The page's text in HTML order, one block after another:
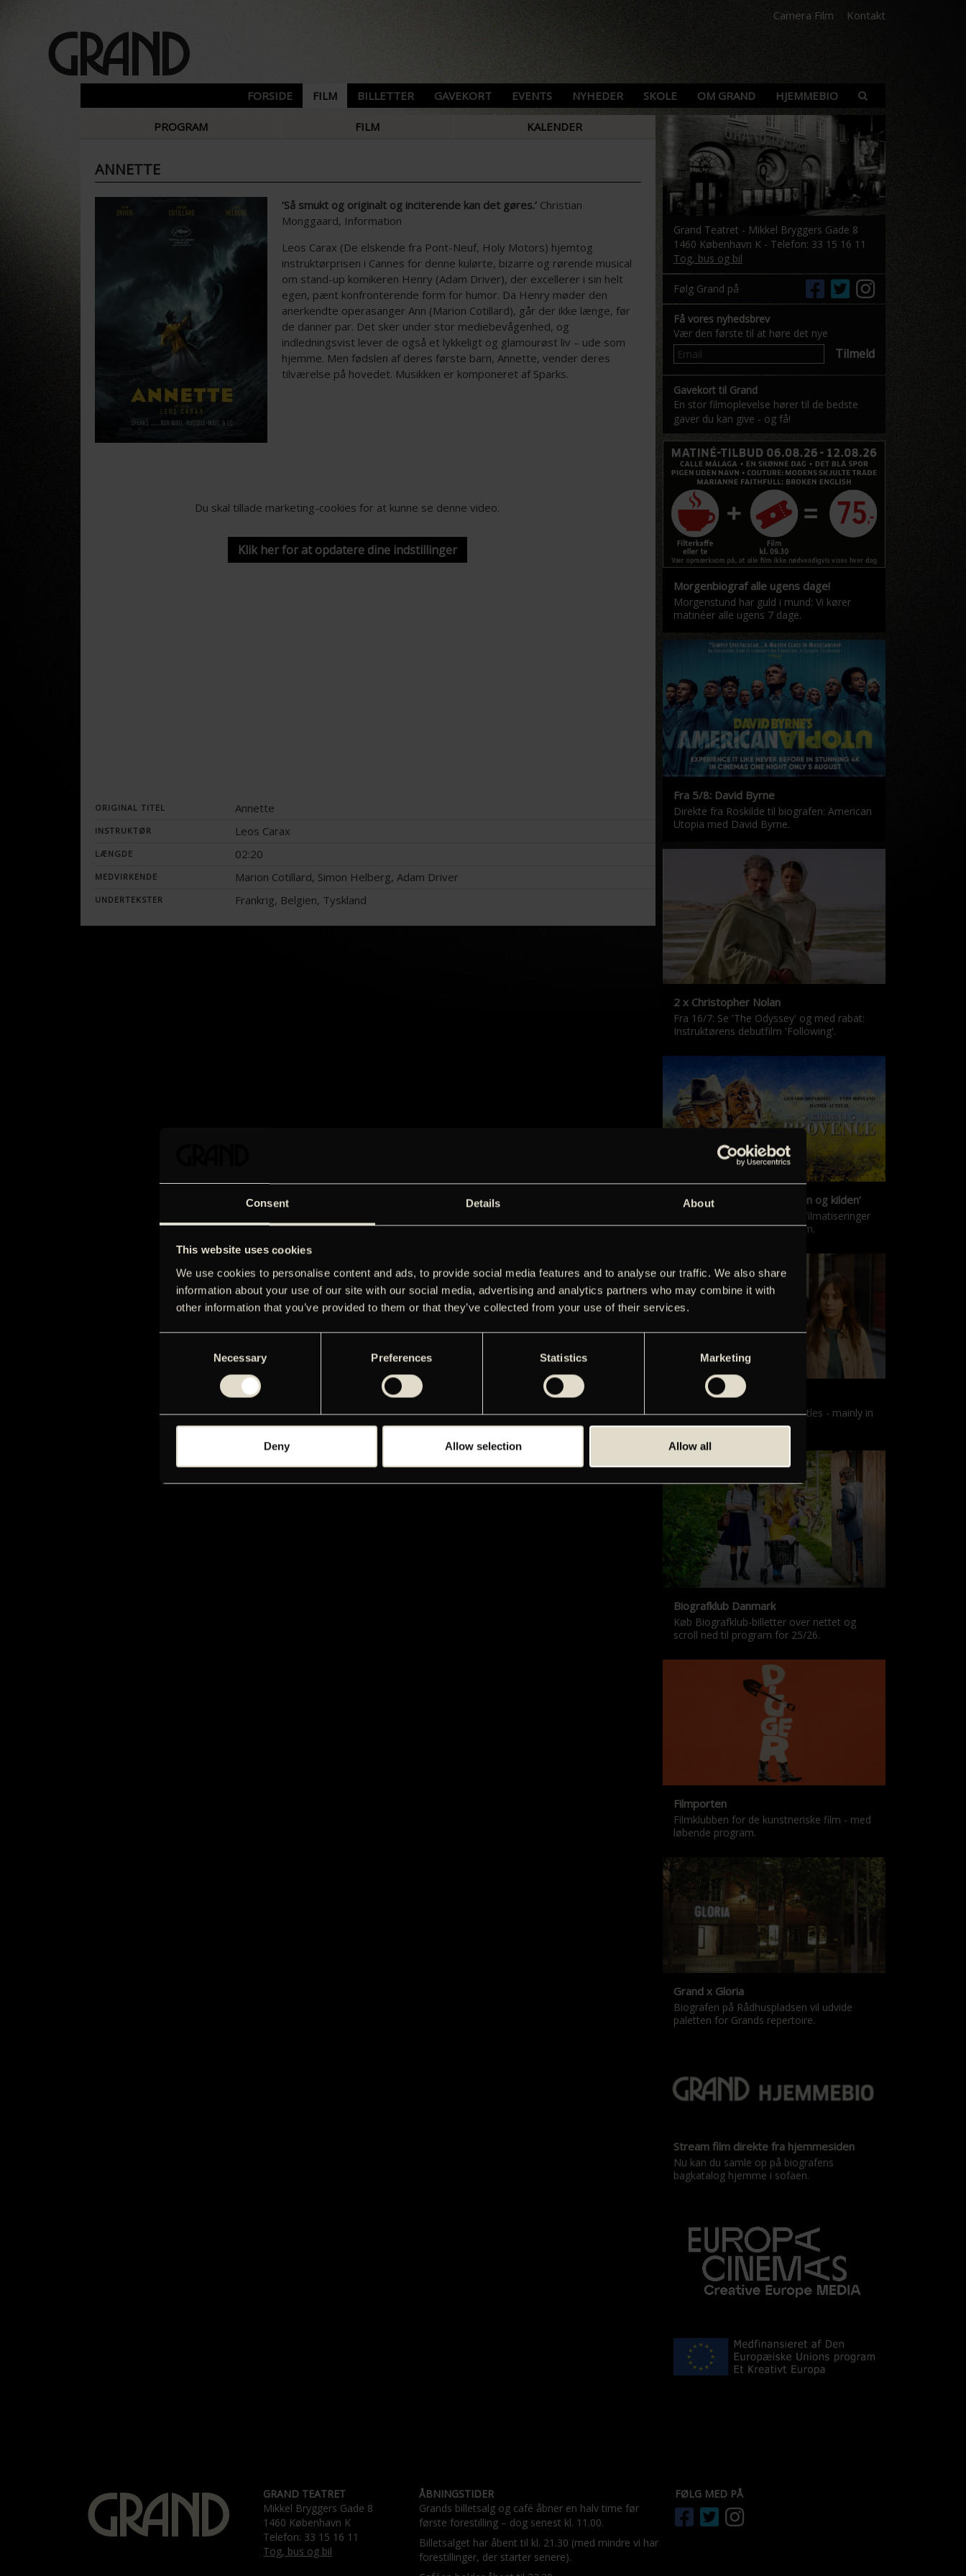
Consent Details About
This website uses cookies
We use cookies to personalise content and ads, to provide social media features and to analyse our traffic. We also share
information about your use of our site with our social media, advertising and analytics partners who may combine it with
other information that you’ve provided to them or that they’ve collected from your use of their services.
Necessary Preferences Statistics Marketing
Deny Allow selection Allow all
Camera Film Kontakt
FORSIDE FILM BILLETTER GAVEKORT EVENTS NYHEDER SKOLE OM GRAND HJEMMEBIO
PROGRAM FILM KALENDER
ANNETTE
‘Så smukt og originalt og inciterende kan det gøres.’Christian
Monggaard, Information
Leos Carax (De elskende fra Pont-Neuf, Holy Motors) hjemtog
instruktørprisen i Cannes for denne kulørte, bizarre og rørende musical
om stand-up komikeren Henry (Adam Driver), der excellerer i sin helt
egen, pænt konfronterende form for humor. Da Henry møder den
anerkendte operasanger Ann (Marion Cotillard), går der ikke længe, før
de danner par. Det sker under stor mediebevågenhed, og
indledningsvist lever de også et lykkeligt og glamourøst liv – ude som
hjemme. Men fødslen af deres første barn, Annette, vender deres
tilværelse på hovedet. Musikken er komponeret af Sparks.
Du skal tillade marketing-cookies for at kunne se denne video.
Klik her for at opdatere dine indstillinger
ORIGINAL TITEL Annette
INSTRUKTØR Leos Carax
LÆNGDE 02:20
MEDVIRKENDE Marion Cotillard, Simon Helberg, Adam Driver
UNDERTEKSTER Frankrig, Belgien, Tyskland
Grand Teatret - Mikkel Bryggers Gade 8
1460 København K - Telefon: 33 15 16 11
Tog, bus og bil
Følg Grand på
Få vores nyhedsbrev
Vær den første til at høre det nye
Tilmeld
Gavekort til Grand
En stor filmoplevelse hører til de bedste
gaver du kan give - og få!
Morgenbiograf alle ugens dage!
Morgenstund har guld i mund: Vi kører
matinéer alle ugens 7 dage.
Fra 5/8: David Byrne
Direkte fra Roskilde til biografen: American
Utopia med David Byrne.
2 x Christopher Nolan
Fra 16/7: Se 'The Odyssey' og med rabat:
Instruktørens debutfilm 'Following'.
‘Kilden i Provence’ & ‘Manon og kilden’
De klassiske Marcel Pagnol-filmatiseringer
er tilbage i nyrestaureret form.
Films with English subtitles
Screenings with English subtitles - mainly in
our sister cinema, Gloria.
Biografklub Danmark
Køb Biografklub-billetter over nettet og
scroll ned til program for 25/26.
Filmporten
Filmklubben for de kunstneriske film - med
løbende program.
Grand x Gloria
Biografen på Rådhuspladsen vil udvide
paletten for Grands repertoire.
Stream film direkte fra hjemmesiden
Nu kan du samle op på biografens
bagkatalog hjemme i sofaen.
GRAND TEATRET
Mikkel Bryggers Gade 8
1460 København K
Telefon: 33 15 16 11
Tog, bus og bil
ÅBNINGSTIDER
Grands billetsalg og café åbner en halv time før
første forestilling – dog senest kl. 11.00.
Billetsalget har åbent til kl. 21.30 (med mindre vi har
forestillinger, der starter senere).
FØLG MED PÅ